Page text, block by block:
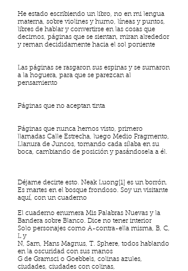
He estado escribiendo un libro, no en mi lengua
materna, sobre violines y humo, líneas y puntos,
libres de hablar y convertirse en las cosas que
decimos, páginas que se sientan, miran alrededor
y reman decididamente hacia el sol poniente
Las páginas se rasgaron sus espinas y se sumaron
a la hoguera, para que se parezcan al
pensamiento
Páginas que no aceptan tinta
Páginas que nunca hemos visto, primero
llamadas Calle Estrecha, luego Medio Fragmento,
Llanura de Juncos, tomando cada sílaba en su
boca, cambiando de posición y pasándosela a él.
Déjame decirte esto. Neak Luong[1] es un borrón.
Es martes en el bosque frondoso. Soy un visitante
aquí, con un cuaderno
El cuaderno enumera Mis Palabras Nuevas y la
Bandera sobre Blanco. Dice no tener interior
Solo personajes como A-contra-ella misma, B, C,
L y
N, Sam, Hans Magnus, T. Sphere, todos hablando
en la oscuridad con sus manos
G de Gramsci o Goebbels, colinas azules,
ciudades, ciudades con colinas,